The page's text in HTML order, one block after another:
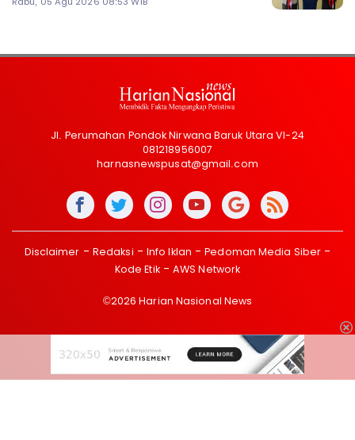
Jl. Perumahan Pondok Nirwana Baruk Utara VI-24
081218956007
harnasnewspusat@gmail.com
Disclaimer Redaksi Info Iklan
Pedoman Media Siber
Kode Etik
AWS Network
©2026 Harian Nasional News